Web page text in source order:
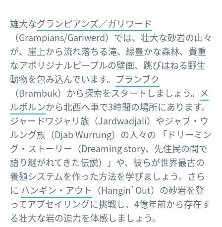
雄大なグランピアンズ／ガリワード
（Grampians/Gariwerd）では、壮大な砂岩の山々
が、崖上から流れ落ちる滝、緑豊かな森林、貴重
なアボリジナルピープルの壁画、跳びはねる野生
動物を包み込んでいます。 ブランブク
（Brambuk）から探索をスタートしましょう。 メ
ルボルンから北西へ車で3時間の場所にあります。
ジャードワジャリ族（Jardwadjali）やジャブ・ウ
ルング族（Djab Wurrung）の人々の 「ドリーミン
グ・ストーリー（Dreaming story、先住民の間で
語り継がれてきた伝説）」や、彼らが世界最古の
養殖システムを作った方法を学びましょう。さら
に ハンギン・アウト （Hangin’ Out）の砂岩を登
ってアブセイリングに挑戦し、4億年前から存在す
る壮大な岩の迫力を体感しましょう。